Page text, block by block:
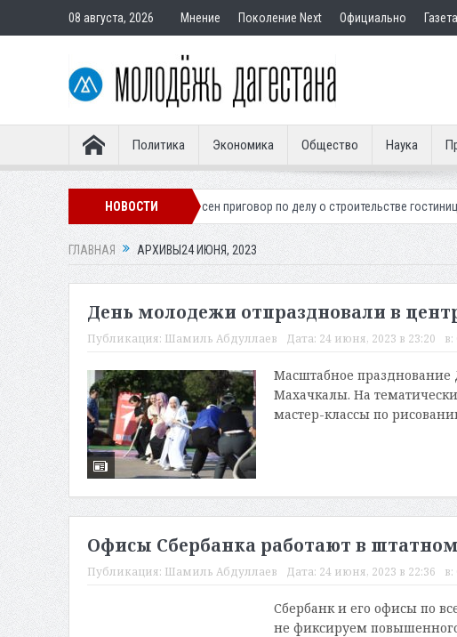
08 августа, 2026 Мнение Поколение Next Официально
Политика Экономика Общество Наука
НОВОСТИ
легионера Вынесен приговор по делу о строительстве гостиницы у
ГЛАВНАЯ АРХИВЫ24 ИЮНЯ, 2023
День молодежи отпраздновали в
Публикация: Шамиль Абдуллаев Дата: 24 июня, 2023 в 23:20 в:
Масштабное
Махачкалы. На
мастер-классы по
Офисы Сбербанка работают в
Публикация: Шамиль Абдуллаев Дата: 24 июня, 2023 в 22:36 в:
Сбербанк и его офисы по
не фиксируем